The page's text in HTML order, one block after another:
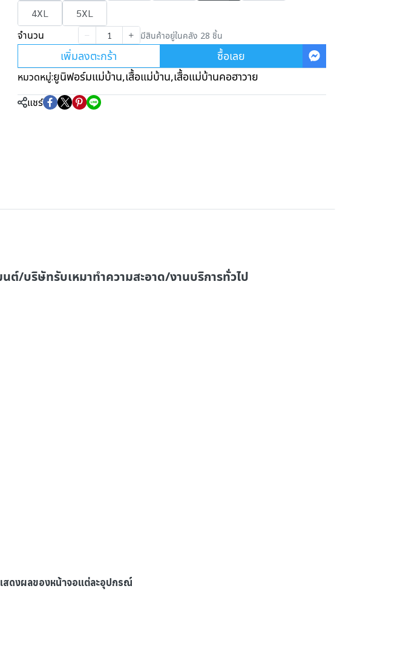
4XL
5XL
จำนวน มีสินค้าอยู่ในคลัง 28 ชิ้น
เพิ่มลงตะกร้า ซื้อเลย
หมวดหมู่:ยูนิฟอร์มแม่บ้าน,เสื้อแม่บ้าน,เสื้อแม่บ้านคอฮาวาย
แชร์
ต์/บริษัทรับเหมาทำความสะอาด/งานบริการทั่วไป
สดงผลของหน้าจอแต่ละอุปกรณ์